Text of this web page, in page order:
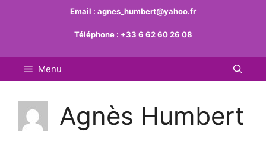
Email : agnes_humbert@yahoo.fr
Téléphone : +33 6 62 60 26 08
Menu
Agnès Humbert